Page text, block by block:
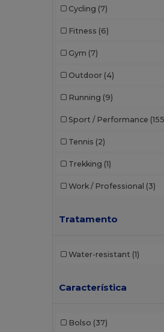
Tombo (9)
Tombo Teamsport
Valento
Velilla (2)
WK. Designed To Work
Cycling (7)
Fitness (6)
Gym (7)
Outdoor (4)
Running (9)
Sport / Performance
Tennis (2)
Trekking (1)
Work / Professional (3)
Tratamento
Water-resistant (1)
Característica
Bolso (37)